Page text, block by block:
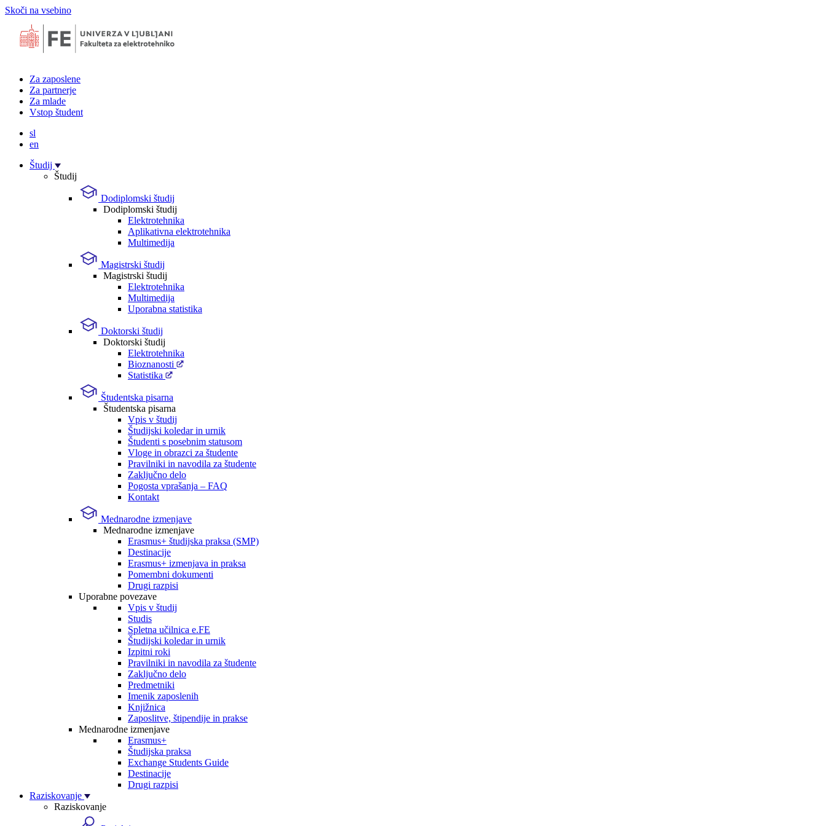
Skoči na vsebino
Za zaposlene
Za partnerje
Za mlade
Vstop študent
sl
en
Študij
Študij
Dodiplomski študij
Dodiplomski študij
Elektrotehnika
Aplikativna elektrotehnika
Multimedija
Magistrski študij
Magistrski študij
Elektrotehnika
Multimedija
Uporabna statistika
Doktorski študij
Doktorski študij
Elektrotehnika
Bioznanosti
Statistika
Študentska pisarna
Študentska pisarna
Vpis v študij
Študijski koledar in urnik
Študenti s posebnim statusom
Vloge in obrazci za študente
Pravilniki in navodila za študente
Zaključno delo
Pogosta vprašanja – FAQ
Kontakt
Mednarodne izmenjave
Mednarodne izmenjave
Erasmus+ študijska praksa (SMP)
Destinacije
Erasmus+ izmenjava in praksa
Pomembni dokumenti
Drugi razpisi
Uporabne povezave
Vpis v študij
Studis
Spletna učilnica e.FE
Študijski koledar in urnik
Izpitni roki
Pravilniki in navodila za študente
Zaključno delo
Predmetniki
Imenik zaposlenih
Knjižnica
Zaposlitve, štipendije in prakse
Mednarodne izmenjave
Erasmus+
Študijska praksa
Exchange Students Guide
Destinacije
Drugi razpisi
Raziskovanje
Raziskovanje